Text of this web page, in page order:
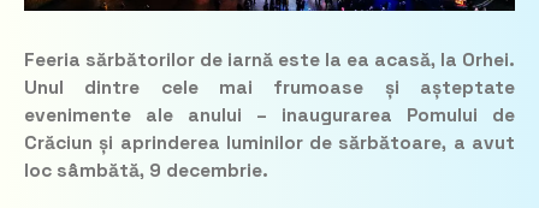
Feeria sărbătorilor de iarnă este la ea acasă, la Orhei.
Unul dintre cele mai frumoase și așteptate
evenimente ale anului – inaugurarea Pomului de
Crăciun și aprinderea luminilor de sărbătoare, a avut
loc sâmbătă, 9 decembrie.